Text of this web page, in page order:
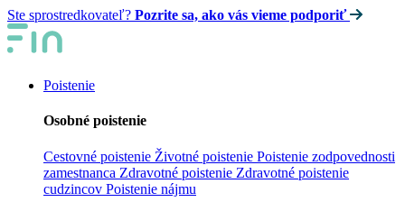
Ste sprostredkovateľ? Pozrite sa, ako vás vieme podporiť
Poistenie
Osobné poistenie
Cestovné poistenie Životné poistenie Poistenie zodpovednosti
zamestnanca Zdravotné poistenie Zdravotné poistenie
cudzincov Poistenie nájmu